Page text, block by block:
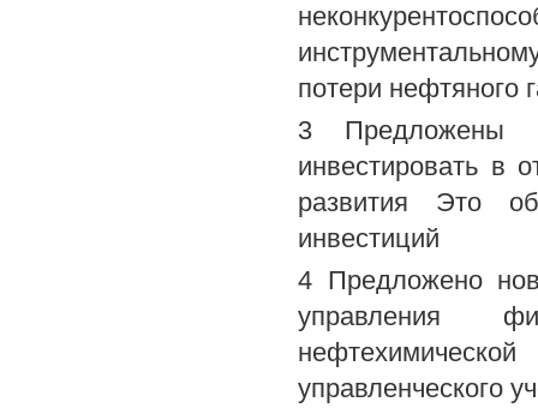
потери нефтяного
3 Предложены
инвестировать в
развития Это
инвестиций
4 Предложено
управления
управленческого